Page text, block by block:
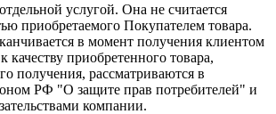
услугой. Она не считается
приобретаемого Покупателем товара.
в момент получения клиентом
качеству приобретенного товара,
получения, рассматриваются в
РФ "О защите прав потребителей" и
компании.